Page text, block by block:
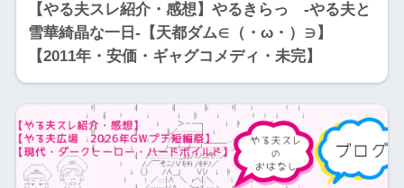
【やる夫スレ紹介・感想】やるきらっ -やる夫と
雪華綺晶な一日-【天都ダム∈（・ω・）∋】
【2011年・安価・ギャグコメディ・未完】